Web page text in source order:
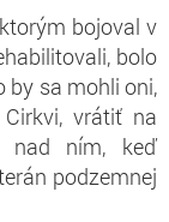
bojoval v
bolo
by sa mohli oni,
vrátiť na
nad ním, keď
podzemnej